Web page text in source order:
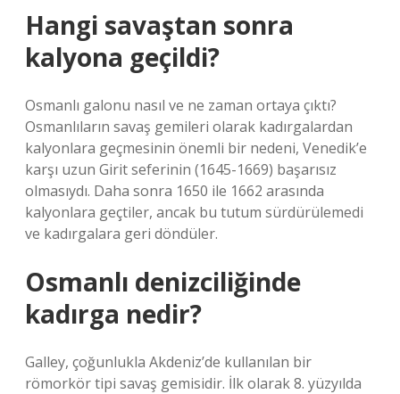
Hangi savaştan sonra
kalyona geçildi?
Osmanlı galonu nasıl ve ne zaman ortaya çıktı?
Osmanlıların savaş gemileri olarak kadırgalardan
kalyonlara geçmesinin önemli bir nedeni, Venedik’e
karşı uzun Girit seferinin (1645-1669) başarısız
olmasıydı. Daha sonra 1650 ile 1662 arasında
kalyonlara geçtiler, ancak bu tutum sürdürülemedi
ve kadırgalara geri döndüler.
Osmanlı denizciliğinde
kadırga nedir?
Galley, çoğunlukla Akdeniz’de kullanılan bir
römorkör tipi savaş gemisidir. İlk olarak 8. yüzyılda